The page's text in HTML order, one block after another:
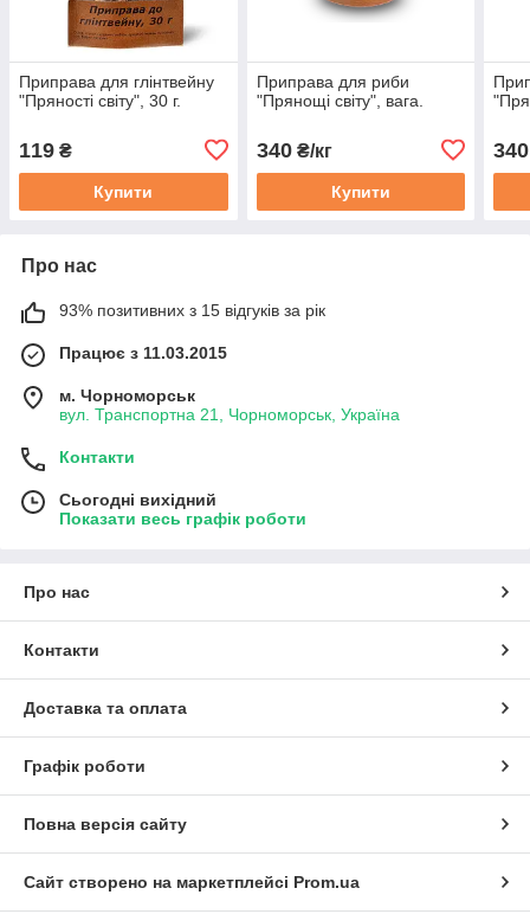
Приправа для глінтвейну
"Пряності світу", 30 г.
119 ₴
Купити
Приправа для риби
"Прянощі світу", вага.
340₴/кг
Купити
340
Про нас
93% позитивних з 15 відгуків за рік
Працює з 11.03.2015
м. Чорноморськ
вул. Транспортна 21, Чорноморськ, Україна
Контакти
Сьогодні вихідний
Показати весь графік роботи
Про нас
Контакти
Доставка та оплата
Графік роботи
Повна версія сайту
Сайт створено на маркетплейсі Prom.ua